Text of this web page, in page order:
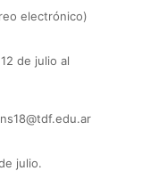
electrónico)
de julio al
julio.